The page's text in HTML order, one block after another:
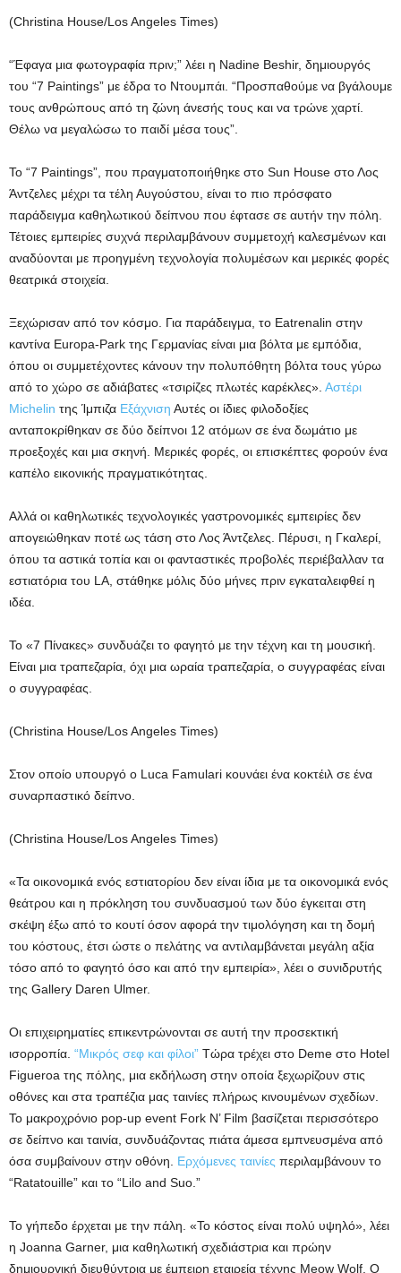
(Christina House/Los Angeles Times)
“Έφαγα μια φωτογραφία πριν;” λέει η Nadine Beshir, δημιουργός
του “7 Paintings” με έδρα το Ντουμπάι. “Προσπαθούμε να βγάλουμε
τους ανθρώπους από τη ζώνη άνεσής τους και να τρώνε χαρτί.
Θέλω να μεγαλώσω το παιδί μέσα τους”.
Το “7 Paintings”, που πραγματοποιήθηκε στο Sun House στο Λος
Άντζελες μέχρι τα τέλη Αυγούστου, είναι το πιο πρόσφατο
παράδειγμα καθηλωτικού δείπνου που έφτασε σε αυτήν την πόλη.
Τέτοιες εμπειρίες συχνά περιλαμβάνουν συμμετοχή καλεσμένων και
αναδύονται με προηγμένη τεχνολογία πολυμέσων και μερικές φορές
θεατρικά στοιχεία.
Ξεχώρισαν από τον κόσμο. Για παράδειγμα, το Eatrenalin στην
καντίνα Europa-Park της Γερμανίας είναι μια βόλτα με εμπόδια,
όπου οι συμμετέχοντες κάνουν την πολυπόθητη βόλτα τους γύρω
από το χώρο σε αδιάβατες «τσιρίζες πλωτές καρέκλες». Αστέρι
Michelin της Ίμπιζα Εξάχνιση Αυτές οι ίδιες φιλοδοξίες
ανταποκρίθηκαν σε δύο δείπνοι 12 ατόμων σε ένα δωμάτιο με
προεξοχές και μια σκηνή. Μερικές φορές, οι επισκέπτες φορούν ένα
καπέλο εικονικής πραγματικότητας.
Αλλά οι καθηλωτικές τεχνολογικές γαστρονομικές εμπειρίες δεν
απογειώθηκαν ποτέ ως τάση στο Λος Άντζελες. Πέρυσι, η Γκαλερί,
όπου τα αστικά τοπία και οι φανταστικές προβολές περιέβαλλαν τα
εστιατόρια του LA, στάθηκε μόλις δύο μήνες πριν εγκαταλειφθεί η
ιδέα.
Το «7 Πίνακες» συνδυάζει το φαγητό με την τέχνη και τη μουσική.
Είναι μια τραπεζαρία, όχι μια ωραία τραπεζαρία, ο συγγραφέας είναι
ο συγγραφέας.
(Christina House/Los Angeles Times)
Στον οποίο υπουργό ο Luca Famulari κουνάει ένα κοκτέιλ σε ένα
συναρπαστικό δείπνο.
(Christina House/Los Angeles Times)
«Τα οικονομικά ενός εστιατορίου δεν είναι ίδια με τα οικονομικά ενός
θεάτρου και η πρόκληση του συνδυασμού των δύο έγκειται στη
σκέψη έξω από το κουτί όσον αφορά την τιμολόγηση και τη δομή
του κόστους, έτσι ώστε ο πελάτης να αντιλαμβάνεται μεγάλη αξία
τόσο από το φαγητό όσο και από την εμπειρία», λέει ο συνιδρυτής
της Gallery Daren Ulmer.
Οι επιχειρηματίες επικεντρώνονται σε αυτή την προσεκτική
ισορροπία. “Μικρός σεφ και φίλοι” Τώρα τρέχει στο Deme στο Hotel
Figueroa της πόλης, μια εκδήλωση στην οποία ξεχωρίζουν στις
οθόνες και στα τραπέζια μας ταινίες πλήρως κινουμένων σχεδίων.
Το μακροχρόνιο pop-up event Fork N’ Film βασίζεται περισσότερο
σε δείπνο και ταινία, συνδυάζοντας πιάτα άμεσα εμπνευσμένα από
όσα συμβαίνουν στην οθόνη. Ερχόμενες ταινίες περιλαμβάνουν το
“Ratatouille” και το “Lilo and Suo.”
Το γήπεδο έρχεται με την πάλη. «Το κόστος είναι πολύ υψηλό», λέει
η Joanna Garner, μια καθηλωτική σχεδιάστρια και πρώην
δημιουργική διευθύντρια με έμπειρη εταιρεία τέχνης Meow Wolf. Ο